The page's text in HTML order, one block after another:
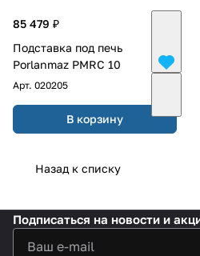
85 479 ₽
Подставка под печь
Porlanmaz PMRC 10
Арт. 020205
В корзину
Назад к списку
Подписаться на новости и